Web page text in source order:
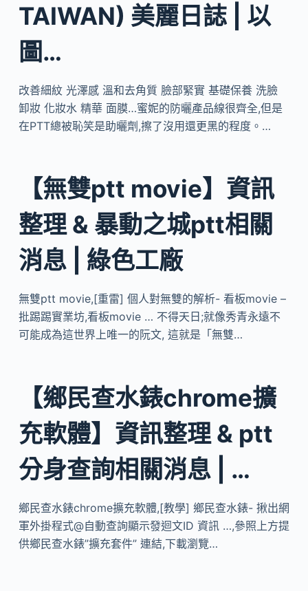
TAIWAN) 美麗日誌 | 以
圖…
改善細紋 光澤感 溫和去角質 臉部緊實 基礎保養 洗臉
卸妝 化妝水 精華 面膜…蜜妮的防曬產品線很齊全,但是
在PTT總被恥笑是助曬劑,擦了沒用還更黑的程度。…
【無雙ptt movie】資訊
整理 & 暴動之城ptt相關
消息 | 綠色工廠
無雙ptt movie,[重雷] 個人對無雙的解析- 看板movie –
批踢踢實業坊,看板movie … 不得天日;就像秀青永遠不
可能成為這世界上唯一的阮文, 這就是「無雙…
【鄉民查水錶chrome擴
充軟體】資訊整理 & ptt
分身查詢相關消息 | …
鄉民查水錶chrome擴充軟體,[教學] 鄉民查水錶- 揪出網
軍外掛程式@自動查詢顯示發迴文ID 資訊 …,參照上方提
供鄉民查水錶”擴充套件” 連結,下載瀏覽…